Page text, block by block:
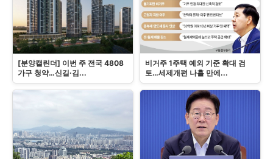
[분양캘린더] 이번 주 전국 4808
가구 청약…신길·김...
비거주 1주택 예외 기준 확대 검
토…세제개편 나흘 만에...